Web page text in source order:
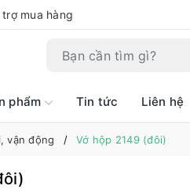
trợ mua hàng
phẩm Tin tức Liên hệ
vận động Vớ hộp 2149 (đôi)